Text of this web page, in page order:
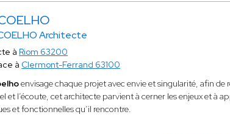
Architecte
à Riom 63200
à Clermont-Ferrand 63100
envisage chaque projet avec envie et singularité, afin
et l’écoute, cet architecte parvient à cerner les enjeux et à
et fonctionnelles qu’il rencontre.